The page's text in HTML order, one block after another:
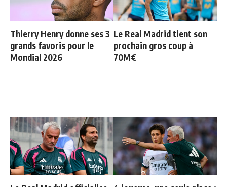
Thierry Henry donne ses 3
grands favoris pour le
Mondial 2026
Le Real Madrid tient son
prochain gros coup à
70M€